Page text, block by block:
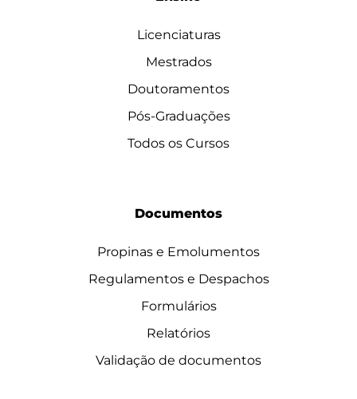
Licenciaturas
Mestrados
Doutoramentos
Pós-Graduações
Todos os Cursos
Documentos
Propinas e Emolumentos
Regulamentos e Despachos
Formulários
Relatórios
Validação de documentos